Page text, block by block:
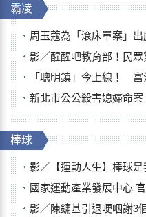
霸凌
周玉蔻為「滾床單案」出庭...遭
影／醒醒吧教育部！民眾黨新北市
「聰明鎮」今上線！ 富
新北市公公殺害媳婦命案 高
棒球
影／【運動人生】棒球是我一生
國家運動產業發展中心
影／陳鏞基引退哽咽謝3